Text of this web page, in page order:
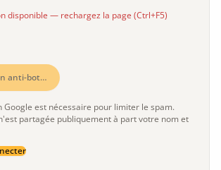
disponible — rechargez la page (Ctrl+F5)
anti-bot…
Google est nécessaire pour limiter le spam.
partagée publiquement à part votre nom et